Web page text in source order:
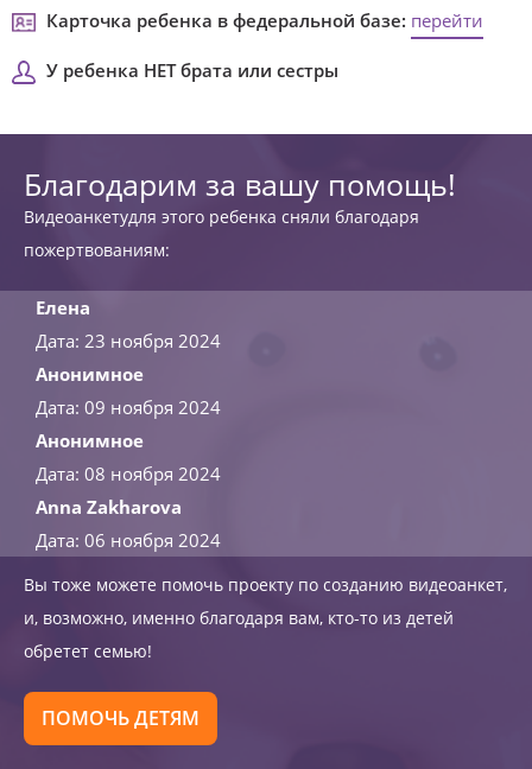
Карточка ребенка в федеральной базе: перейти
У ребенка НЕТ брата или сестры
Благодарим за вашу помощь!
Видеоанкетудля этого ребенка сняли благодаря
пожертвованиям:
Елена
Дата: 23 ноября 2024
Анонимное
Дата: 09 ноября 2024
Анонимное
Дата: 08 ноября 2024
Anna Zakharova
Дата: 06 ноября 2024
Вы тоже можете помочь проекту по созданию видеоанкет,
и, возможно, именно благодаря вам, кто-то из детей
обретет семью!
ПОМОЧЬ ДЕТЯМ